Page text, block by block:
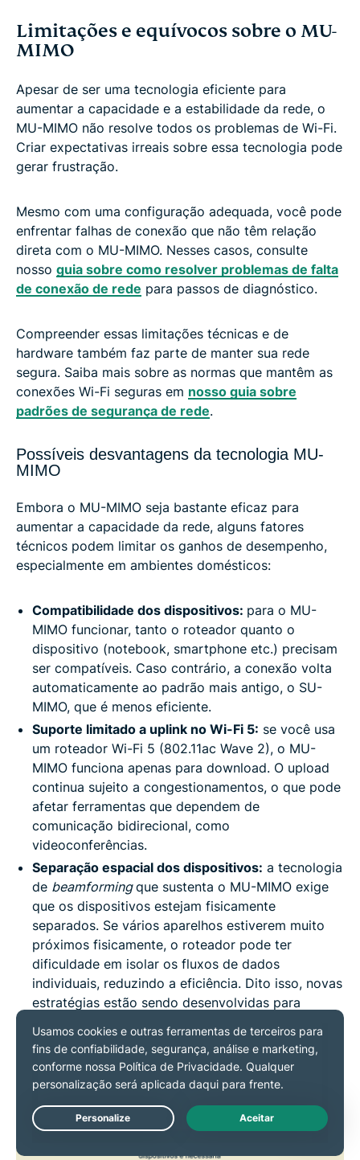
Limitações e equívocos sobre o MU-
MIMO
Apesar de ser uma tecnologia eficiente para
aumentar a capacidade e a estabilidade da rede, o
MU-MIMO não resolve todos os problemas de Wi-Fi.
Criar expectativas irreais sobre essa tecnologia pode
gerar frustração.
Mesmo com uma configuração adequada, você pode
enfrentar falhas de conexão que não têm relação
direta com o MU-MIMO. Nesses casos, consulte
nosso guia sobre como resolver problemas de falta
de conexão de rede para passos de diagnóstico.
Compreender essas limitações técnicas e de
hardware também faz parte de manter sua rede
segura. Saiba mais sobre as normas que mantêm as
conexões Wi-Fi seguras em nosso guia sobre
padrões de segurança de rede.
Possíveis desvantagens da tecnologia MU-
MIMO
Embora o MU-MIMO seja bastante eficaz para
aumentar a capacidade da rede, alguns fatores
técnicos podem limitar os ganhos de desempenho,
especialmente em ambientes domésticos:
Compatibilidade dos dispositivos: para o MU-
MIMO funcionar, tanto o roteador quanto o
dispositivo (notebook, smartphone etc.) precisam
ser compatíveis. Caso contrário, a conexão volta
automaticamente ao padrão mais antigo, o SU-
MIMO, que é menos eficiente.
Suporte limitado a uplink no Wi-Fi 5: se você usa
um roteador Wi-Fi 5 (802.11ac Wave 2), o MU-
MIMO funciona apenas para download. O upload
continua sujeito a congestionamentos, o que pode
afetar ferramentas que dependem de
comunicação bidirecional, como
videoconferências.
Separação espacial dos dispositivos: a tecnologia
de beamformingque sustenta o MU-MIMO exige
que os dispositivos estejam fisicamente
separados. Se vários aparelhos estiverem muito
próximos fisicamente, o roteador pode ter
dificuldade em isolar os fluxos de dados
individuais, reduzindo a eficiência. Dito isso, novas
estratégias estão sendo desenvolvidas para
Live Chat